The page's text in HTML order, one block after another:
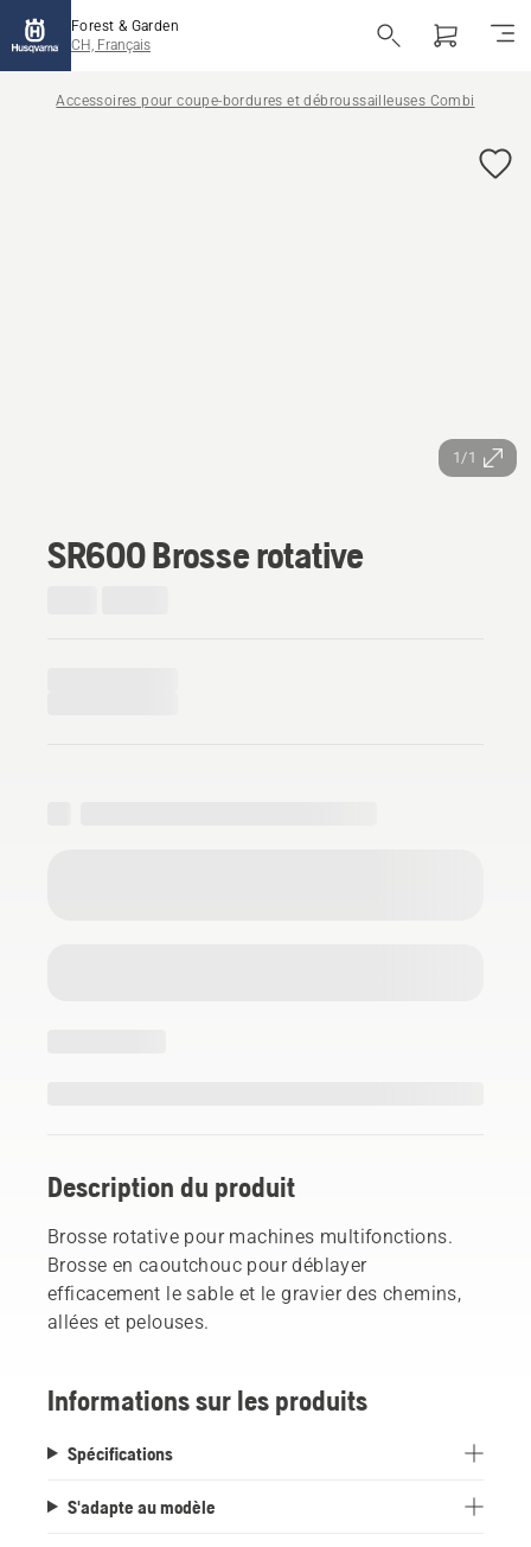
Forest & Garden
CH, Français
Accessoires pour coupe-bordures et débroussailleuses Combi
1/1
SR600 Brosse rotative
Description du produit
Brosse rotative pour machines multifonctions.
Brosse en caoutchouc pour déblayer
efficacement le sable et le gravier des chemins,
allées et pelouses.
Informations sur les produits
Spécifications
S'adapte au modèle